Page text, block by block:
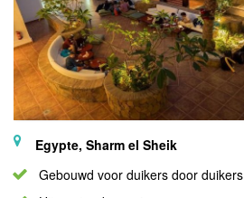
Egypte, Sharm el Sheik
Gebouwd voor duikers door duikers